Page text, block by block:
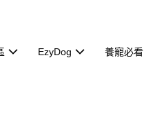
EzyDog 養寵必看